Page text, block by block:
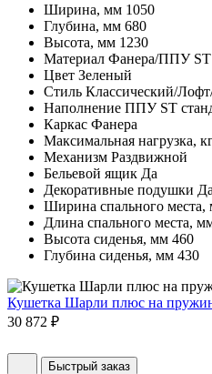
Ширина, мм 1050
Глубина, мм 680
Высота, мм 1230
Материал Фанера/ППУ ST
Цвет Зеленый
Стиль Классический/
Наполнение ППУ ST
Каркас Фанера
Максимальная нагрузка,
Механизм Раздвижной
Бельевой ящик Да
Декоративные подушки Да
Ширина спального места,
Длина спального места,
Высота сиденья, мм 460
Глубина сиденья, мм 430
Кушетка Шарли плюс на
30 872 ₽
Быстрый заказ